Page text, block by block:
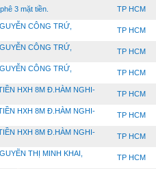
3 mặt tiền. TP HCM
CÔNG TRỨ,
TP HCM
CÔNG TRỨ,
TP HCM
CÔNG TRỨ,
TP HCM
HXH 8M Đ.HÀM NGHI-
TP HCM
HXH 8M Đ.HÀM NGHI-
TP HCM
HXH 8M Đ.HÀM NGHI-
TP HCM
THỊ MINH KHAI,
TP HCM